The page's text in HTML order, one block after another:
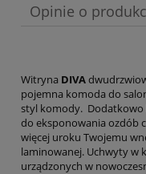
Opinie o
Witryna DIVA
pojemna komoda do
styl komody. Dodatkowo
do eksponowania ozdób
więcej uroku Twojemu
laminowanej. Uchwyty w
urządzonych w